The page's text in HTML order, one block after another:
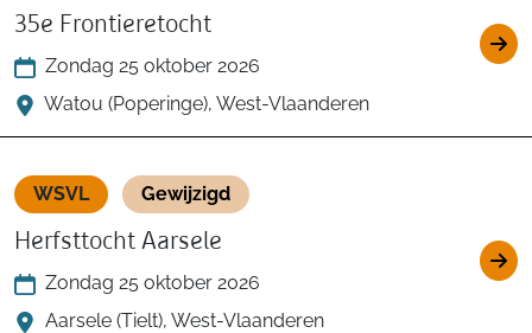
35e Frontieretocht
Zondag 25 oktober 2026
Watou (Poperinge), West-Vlaanderen
WSVL Gewijzigd
Herfsttocht Aarsele
Zondag 25 oktober 2026
Aarsele (Tielt), West-Vlaanderen